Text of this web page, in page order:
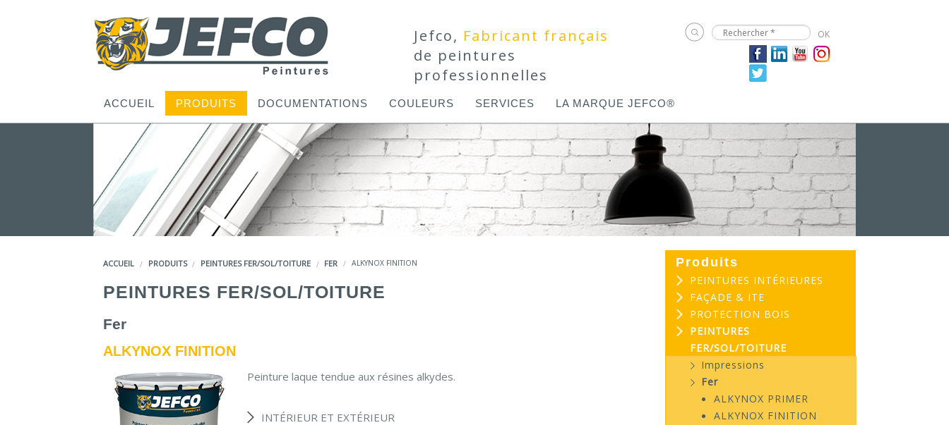
Jefco, Fabricant français
de peintures
professionnelles
ACCUEIL PRODUITS DOCUMENTATIONS COULEURS SERVICES LA MARQUE JEFCO®
ACCUEIL PRODUITS PEINTURES FER/SOL/TOITURE FER ALKYNOX FINITION
PEINTURES FER/SOL/TOITURE
Fer
ALKYNOX FINITION
Peinture laque tendue aux résines alkydes.
INTÉRIEUR ET EXTÉRIEUR
Produits
PEINTURES INTÉRIEURES
FAÇADE & ITE
PROTECTION BOIS
PEINTURES
FER/SOL/TOITURE
Impressions
Fer
ALKYNOX PRIMER
ALKYNOX FINITION